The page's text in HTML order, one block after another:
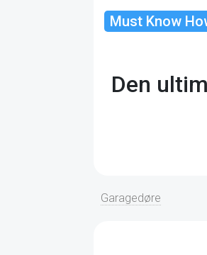
Must Know
Den
Garagedøre